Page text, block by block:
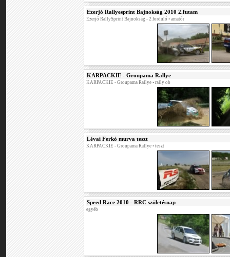
Ezerjó Rallyesprint Bajnokság 2010 2.futam
Ezerjó RallySprint Bajnokság - 2.forduló • amatőr
KARPACKIE - Groupama Rallye
KARPACKIE - Groupama Rallye • rally ob
Lévai Ferkó murva teszt
KARPACKIE - Groupama Rallye • teszt
Speed Race 2010 - RRC születésnap
egyéb